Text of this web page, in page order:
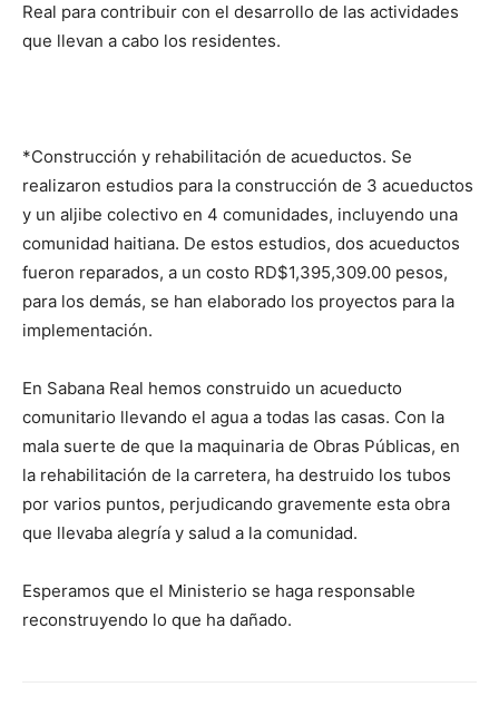
Real para contri­buir con el desarrollo de las activida­des
que llevan a cabo los ­residentes.
*Construcción y rehabilitación de acueductos. Se
realizaron estudios para la construcción de 3 acueductos
y un aljibe colectivo en 4 comunida­des, incluyendo una
comunidad hai­tiana. De estos estudios, dos acueductos
fueron reparados, a un costo RD$1,395,309.00 pesos,
para los demás, se han elaborado los proyectos para la
implementación.
En Sabana Real hemos construido un acueducto
comunitario llevando el agua a todas las casas. Con la
mala suerte de que la maquinaria de Obras Públicas, en
la rehabilitación de la carretera, ha destruido los tubos
por varios puntos, perjudicando gra­vemente esta obra
que llevaba alegría y salud a la comunidad.
Esperamos que el Ministerio se haga responsable
reconstruyendo lo que ha dañado.